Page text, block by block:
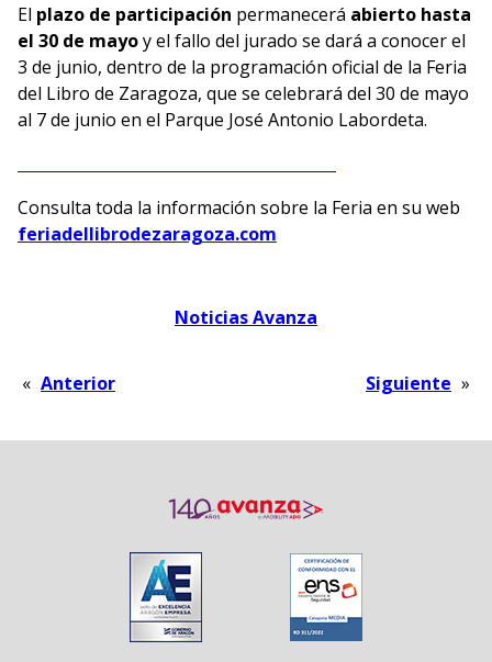
El plazo de participación permanecerá abierto hasta
el 30 de mayoy el fallo del jurado se dará a conocer el
3 de junio, dentro de la programación oficial de la Feria
del Libro de Zaragoza, que se celebrará del 30 de mayo
al 7 de junio en el Parque José Antonio Labordeta.
Consulta toda la información sobre la Feria en su web
feriadellibrodezaragoza.com
Noticias Avanza
« Anterior Siguiente »